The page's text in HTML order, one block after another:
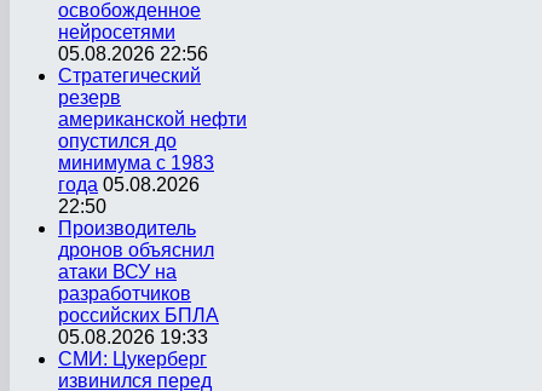
освобожденное
нейросетями
05.08.2026 22:56
Стратегический
резерв
американской нефти
опустился до
минимума с 1983
года 05.08.2026
22:50
Производитель
дронов объяснил
атаки ВСУ на
разработчиков
российских БПЛА
05.08.2026 19:33
СМИ: Цукерберг
извинился перед